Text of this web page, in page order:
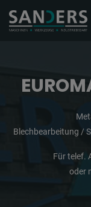
Blechbearbeitung /
Für telef.
oder